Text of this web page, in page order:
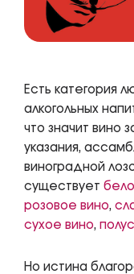
Есть категория
алкогольных
что значит вино
указания,
виноградной
существует
розовое вино,
сухое вино,
Но истина